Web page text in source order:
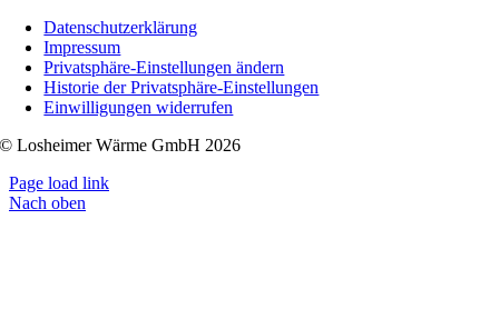
Datenschutzerklärung
Impressum
Privatsphäre-Einstellungen ändern
Historie der Privatsphäre-Einstellungen
Einwilligungen widerrufen
© Losheimer Wärme GmbH 2026
Page load link
Nach oben